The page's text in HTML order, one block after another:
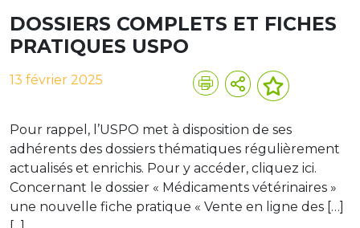
DOSSIERS COMPLETS ET FICHES
PRATIQUES USPO
13 février 2025
Pour rappel, l’USPO met à disposition de ses
adhérents des dossiers thématiques régulièrement
actualisés et enrichis. Pour y accéder, cliquez ici.
Concernant le dossier « Médicaments vétérinaires »
une nouvelle fiche pratique « Vente en ligne des […]